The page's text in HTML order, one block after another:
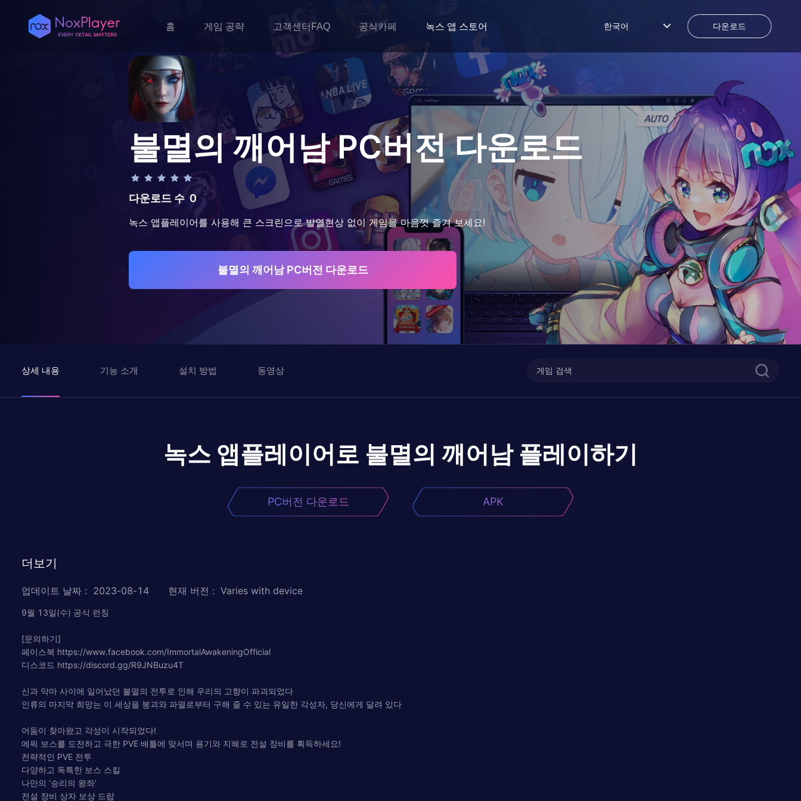
홈 게임 공략 고객센터FAQ 공식카페 녹스 앱 스토어 한국어 다운로드
불멸의 깨어남PC버전 다운로드
다운로드 수 0
녹스 앱플레이어를 사용해 큰 스크린으로 발열현상 없이 게임을 마음껏 즐겨 보세요!
불멸의 깨어남 PC버전 다운로드
상세 내용 기능 소개 설치 방법 동영상
녹스 앱플레이어로 불멸의 깨어남 플레이하기
PC버전 다운로드 APK
더보기
업데이트 날짜 : 2023-08-14 현재 버전 : Varies with device
9월 13일(수) 공식 런칭
[문의하기]
페이스북 https://www.facebook.com/ImmortalAwakeningOfficial
디스코드 https://discord.gg/R9JNBuzu4T
신과 악마 사이에 일어났던 불멸의 전투로 인해 우리의 고향이 파괴되었다
인류의 마지막 희망는 이 세상을 붕괴와 파멸로부터 구해 줄 수 있는 유일한 각성자, 당신에게 달려 있다
어둠이 찾아왔고 각성이 시작되었다!
에픽 보스를 도전하고 극한 PVE 배틀에 맞서며 용기와 지혜로 전설 장비를 획득하세요!
전략적인 PVE 전투
다양하고 독특한 보스 스킬
나만의 ‘승리의 왕좌’
전설 장비 상자 보상 드랍